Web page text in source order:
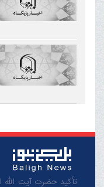
تأکید حضرت آیت الله